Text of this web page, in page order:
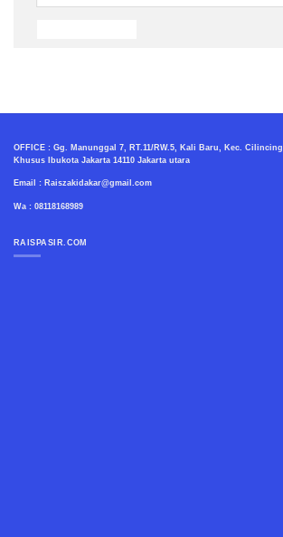
OFFICE : Gg. Manunggal 7, RT.11/RW.5, Kali Baru, Kec.
Khusus Ibukota Jakarta 14110 Jakarta utara
Email : Raiszakidakar@gmail.com
Wa : 08118168989
RAISPASIR.COM